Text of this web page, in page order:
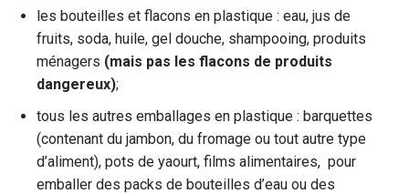
les bouteilles et flacons en plastique : eau, jus de
fruits, soda, huile, gel douche, shampooing, produits
ménagers (mais pas les flacons de produits
dangereux);
tous les autres emballages en plastique : barquettes
(contenant du jambon, du fromage ou tout autre type
d’aliment), pots de yaourt, films alimentaires, pour
emballer des packs de bouteilles d’eau ou des